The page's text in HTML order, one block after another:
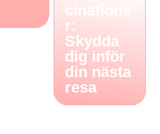
cinatione
r:
Skydda
dig inför
din nästa
resa